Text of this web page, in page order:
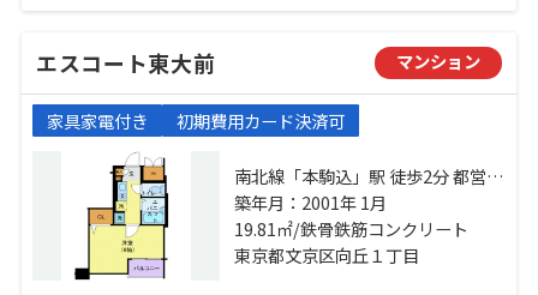
エスコート東大前 マンション
家具家電付き 初期費用カード決済可
南北線「本駒込」駅 徒歩2分 都営三
田線「白山」駅 徒歩5分 南北線「東
大前」駅 徒歩7分
築年月：2001年 1月
19.81㎡/鉄骨鉄筋コンクリート
東京都文京区向丘１丁目